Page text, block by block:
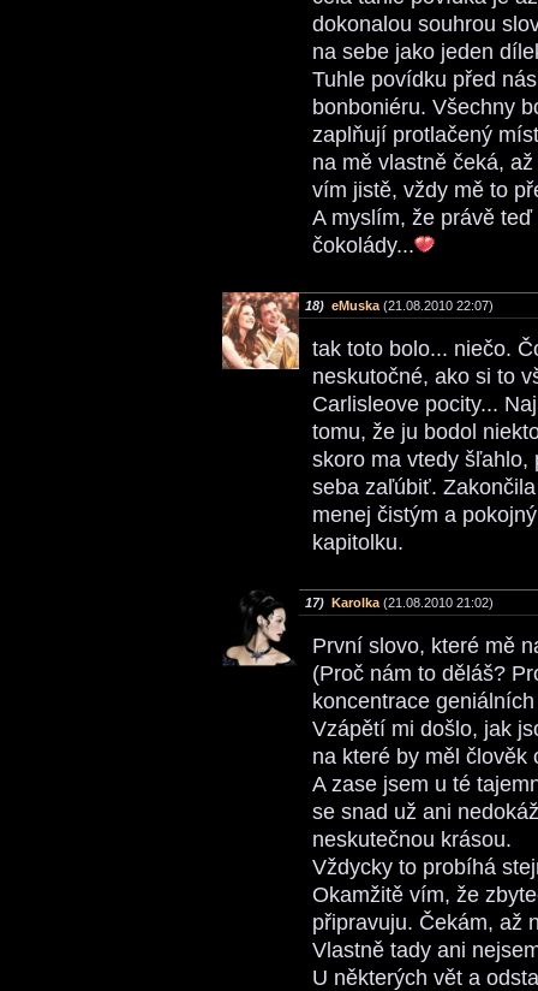
dokonalou souhrou
na sebe jako jeden
Tuhle povídku před
bonboniéru. Všechny
zaplňují protlačený
na mě vlastně čeká,
vím jistě, vždy mě to
A myslím, že právě
čokolády...
18) eMuska (21.08.2010 22:07)
tak toto bolo... niečo.
neskutočné, ako si to
Carlisleove pocity...
tomu, že ju bodol
skoro ma vtedy šľahlo,
seba zaľúbiť.
menej čistým a
kapitolku.
17) Karolka (21.08.2010 21:02)
První slovo, které mě
(Proč nám to děláš?
koncentrace
Vzápětí mi došlo, jak
na které by měl člověk
A zase jsem u té
se snad už ani
neskutečnou krásou.
Vždycky to probíhá
Okamžitě vím, že
připravuju. Čekám, až
Vlastně tady ani
U některých vět a